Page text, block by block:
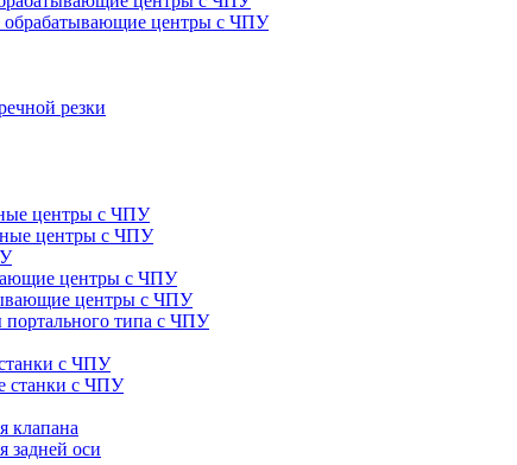
обрабатывающие центры с ЧПУ
резки
центры с ЧПУ
центры с ЧПУ
центры с ЧПУ
центры с ЧПУ
типа с ЧПУ
с ЧПУ
станки с ЧПУ
клапана
оси